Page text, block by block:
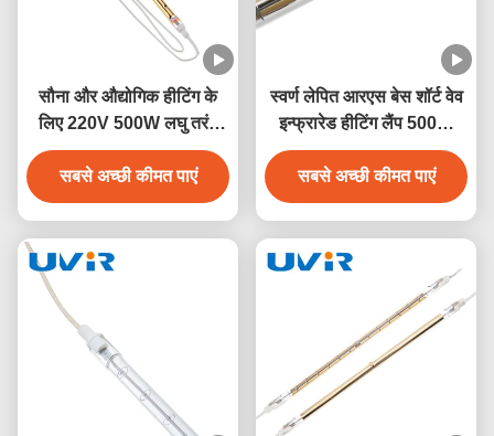
सौना और औद्योगिक हीटिंग के
लिए 220V 500W लघु तरंग
क्वार्ट्ज इन्फ्रारेड लैंप
सबसे अच्छी कीमत पाएं
स्वर्ण लेपित आरएस बेस शॉर्ट वेव
इन्फ्रारेड हीटिंग लैंप 500W
230V
सबसे अच्छी कीमत पाएं